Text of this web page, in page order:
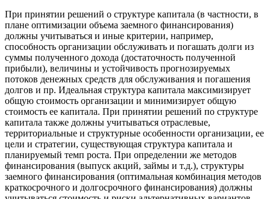
При принятии решений о структуре капитала (в частности, в
плане оптимизации объема заемного финансирования)
должны учитываться и иные критерии, например,
способность организации обслуживать и погашать долги из
суммы полученного дохода (достаточность полученной
прибыли), величины и устойчивость прогнозируемых
потоков денежных средств для обслуживания и погашения
долгов и пр. Идеальная структура капитала максимизирует
общую стоимость организации и минимизирует общую
стоимость ее капитала. При принятии решений по структуре
капитала также должны учитываться отраслевые,
территориальные и структурные особенности организации, ее
цели и стратегии, существующая структура капитала и
планируемый темп роста. При определении же методов
финансирования (выпуск акций, займы и т.д.), структуры
заемного финансирования (оптимальная комбинация методов
краткосрочного и долгосрочного финансирования) должны